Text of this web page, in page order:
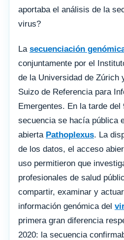
aportaba el análisis de la
virus?
La secuenciación
conjuntamente por el
de la Universidad de Zúrich
Suizo de Referencia para
Emergentes. En la tarde del
secuencia se hacía pública
abierta Pathoplexus. La
de los datos, el acceso
uso permitieron que
profesionales de salud
compartir, examinar y
información genómica del
primera gran diferencia
2020: la secuencia